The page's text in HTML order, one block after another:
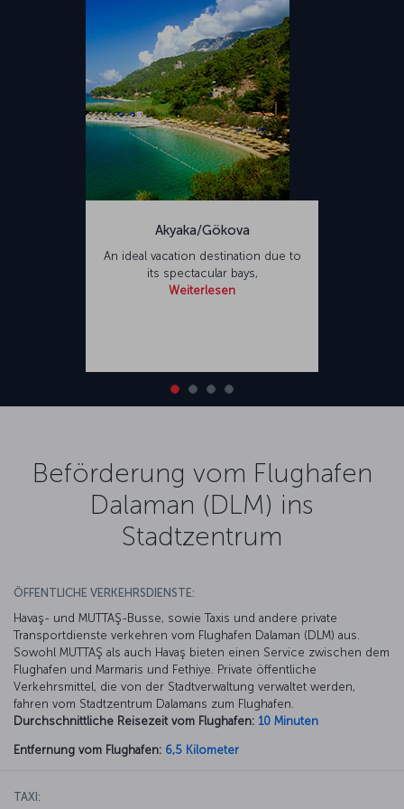
Akyaka/Gökova
An ideal vacation destination due to
its spectacular bays,
Weiterlesen
Beförderung vom Flughafen
Dalaman (DLM) ins
Stadtzentrum
ÖFFENTLICHE VERKEHRSDIENSTE:
Havaş- und MUTTAŞ-Busse, sowie Taxis und andere private
Transportdienste verkehren vom Flughafen Dalaman (DLM) aus.
Sowohl MUTTAŞ als auch Havaş bieten einen Service zwischen dem
Flughafen und Marmaris und Fethiye. Private öffentliche
Verkehrsmittel, die von der Stadtverwaltung verwaltet werden,
fahren vom Stadtzentrum Dalamans zum Flughafen.
Durchschnittliche Reisezeit vom Flughafen: 10 Minuten
Entfernung vom Flughafen: 6,5 Kilometer
TAXI: